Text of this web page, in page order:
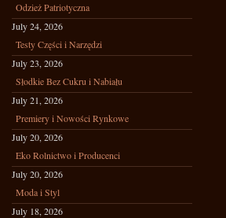
Odzież Patriotyczna
July 24, 2026
Testy Części i Narzędzi
July 23, 2026
Słodkie Bez Cukru i Nabiału
July 21, 2026
Premiery i Nowości Rynkowe
July 20, 2026
Eko Rolnictwo i Producenci
July 20, 2026
Moda i Styl
July 18, 2026